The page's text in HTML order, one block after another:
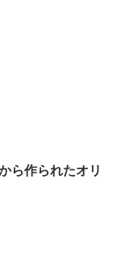
ら作られたオリ